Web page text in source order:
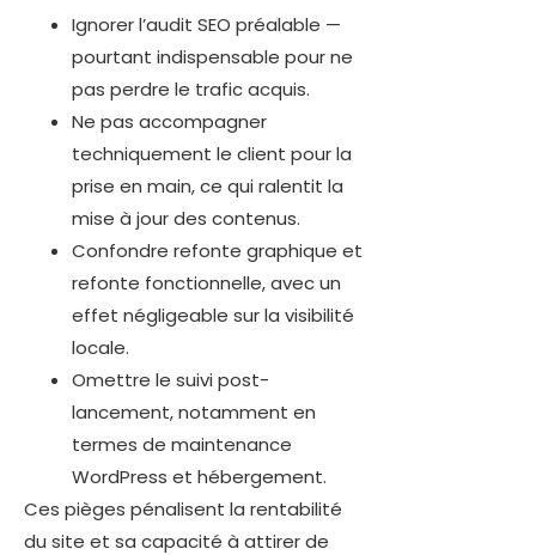
Ignorer l’audit SEO préalable —
pourtant indispensable pour ne
pas perdre le trafic acquis.
Ne pas accompagner
techniquement le client pour la
prise en main, ce qui ralentit la
mise à jour des contenus.
Confondre refonte graphique et
refonte fonctionnelle, avec un
effet négligeable sur la visibilité
locale.
Omettre le suivi post-
lancement, notamment en
termes de maintenance
WordPress et hébergement.
Ces pièges pénalisent la rentabilité
du site et sa capacité à attirer de